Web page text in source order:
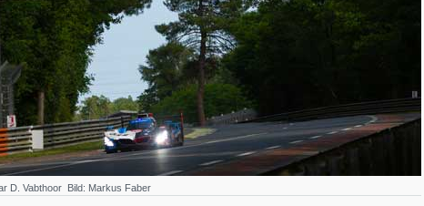
D. Vabthoor Bild: Markus Faber